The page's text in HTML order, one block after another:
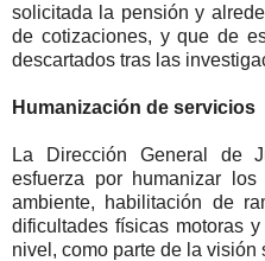
solicitada la pensión y
de cotizaciones, y que de
descartados tras las
Humanización de servicios
La Dirección General de
esfuerza por humanizar
ambiente, habilitación de
dificultades físicas motoras
nivel, como parte de la